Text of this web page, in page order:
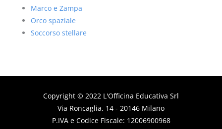
Marco e Zampa
Orco spaziale
Soccorso stellare
Copyright © 2022 L'Officina Educativa Srl
Via Roncaglia, 14 - 20146 Milano
P.IVA e Codice Fiscale: 12006900968